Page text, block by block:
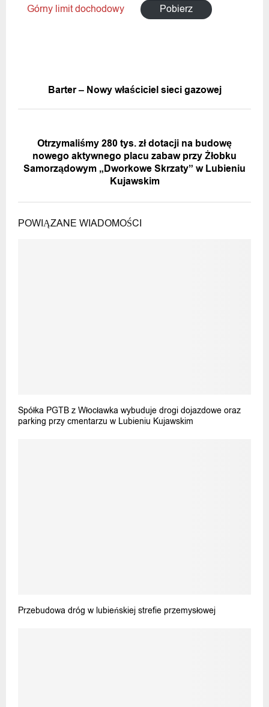
Górny limit dochodowy Pobierz
Barter – Nowy właściciel sieci gazowej
Otrzymaliśmy 280 tys. zł dotacji na budowę
nowego aktywnego placu zabaw przy Żłobku
Samorządowym „Dworkowe Skrzaty” w Lubieniu
Kujawskim
POWIĄZANE WIADOMOŚCI
Spółka PGTB z Włocławka wybuduje drogi dojazdowe oraz
parking przy cmentarzu w Lubieniu Kujawskim
Przebudowa dróg w lubieńskiej strefie przemysłowej